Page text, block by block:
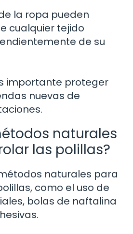
la ropa pueden
cualquier tejido
de su
importante proteger
nuevas de
naturales
las polillas?
naturales para
como el uso de
bolas de naftalina